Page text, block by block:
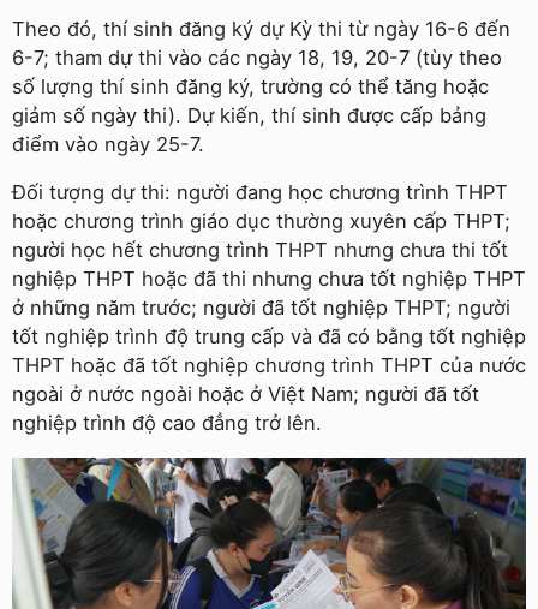
Theo đó, thí sinh đăng ký dự Kỳ thi từ ngày 16-6 đến
6-7; tham dự thi vào các ngày 18, 19, 20-7 (tùy theo
số lượng thí sinh đăng ký, trường có thể tăng hoặc
giảm số ngày thi). Dự kiến, thí sinh được cấp bảng
điểm vào ngày 25-7.
Đối tượng dự thi: người đang học chương trình THPT
hoặc chương trình giáo dục thường xuyên cấp THPT;
người học hết chương trình THPT nhưng chưa thi tốt
nghiệp THPT hoặc đã thi nhưng chưa tốt nghiệp THPT
ở những năm trước; người đã tốt nghiệp THPT; người
tốt nghiệp trình độ trung cấp và đã có bằng tốt nghiệp
THPT hoặc đã tốt nghiệp chương trình THPT của nước
ngoài ở nước ngoài hoặc ở Việt Nam; người đã tốt
nghiệp trình độ cao đẳng trở lên.